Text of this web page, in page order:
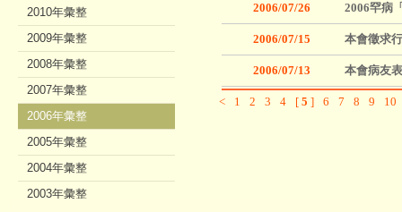
2006/07/26 2006罕病
2006/07/15 本會徵求
2006/07/13 本會病友
< 1 2 3 4 [ 5 ] 6 7 8 9 10
2010年彙整
2009年彙整
2008年彙整
2007年彙整
2006年彙整
2005年彙整
2004年彙整
2003年彙整